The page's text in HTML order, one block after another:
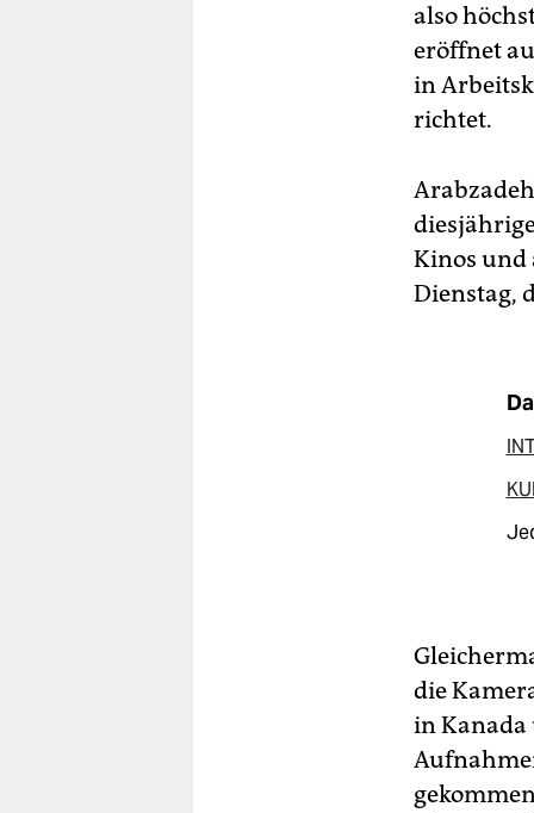
also
eröffnet
in
richtet.
Kinos und
Dienstag,
die
in Kanada